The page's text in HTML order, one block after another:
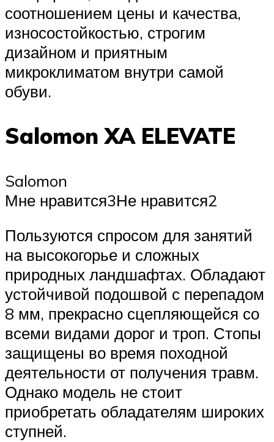
соотношением цены и качества,
износостойкостью, строгим
дизайном и приятным
микроклиматом внутри самой
обуви.
Salomon XA ELEVATE
Salomon
Мне нравится3Не нравится2
Пользуются спросом для занятий
на высокогорье и сложных
природных ландшафтах. Обладают
устойчивой подошвой с перепадом
8 мм, прекрасно сцепляющейся со
всеми видами дорог и троп. Стопы
защищены во время походной
деятельности от получения травм.
Однако модель не стоит
приобретать обладателям широких
ступней.